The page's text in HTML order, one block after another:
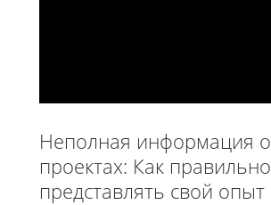
Неполная информация о
проектах: Как правильно
представлять свой опыт